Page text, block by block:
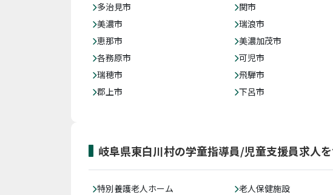
多治見市
関市
美濃市
瑞浪市
恵那市
美濃加茂市
各務原市
可児市
瑞穂市
飛騨市
郡上市
下呂市
岐阜県東白川村の学童指導員/児童支援員求人
特別養護老人ホーム 老人保健施設